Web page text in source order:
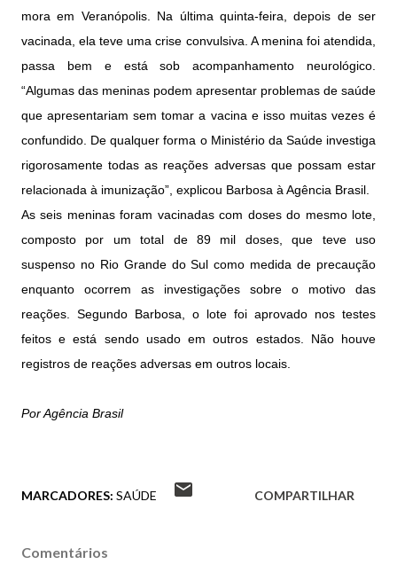
mora em Veranópolis. Na última quinta-feira, depois de ser
vacinada, ela teve uma crise convulsiva. A menina foi atendida,
passa bem e está sob acompanhamento neurológico.
“Algumas das meninas podem apresentar problemas de saúde
que apresentariam sem tomar a vacina e isso muitas vezes é
confundido. De qualquer forma o Ministério da Saúde investiga
rigorosamente todas as reações adversas que possam estar
relacionada à imunização”, explicou Barbosa à Agência Brasil.
As seis meninas foram vacinadas com doses do mesmo lote,
composto por um total de 89 mil doses, que teve uso
suspenso no Rio Grande do Sul como medida de precaução
enquanto ocorrem as investigações sobre o motivo das
reações. Segundo Barbosa, o lote foi aprovado nos testes
feitos e está sendo usado em outros estados. Não houve
registros de reações adversas em outros locais.
Por Agência Brasil
MARCADORES: SAÚDE COMPARTILHAR
Comentários